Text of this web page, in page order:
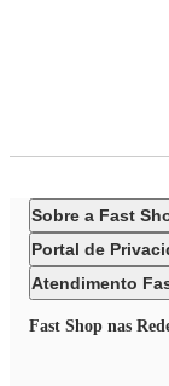
01 Espátula Bolo
Sobre a Fast
Portal de
Atendimento
Fast Shop nas